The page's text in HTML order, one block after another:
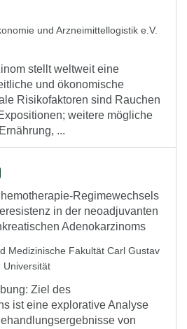
und Arzneimittellogistik e.V.
stellt weltweit eine
und ökonomische
Risikofaktoren sind Rauchen
weitere mögliche
...
Regimewechsels
in der neoadjuvanten
Adenokarzinoms
Medizinische Fakultät Carl Gustav
Universität
Ziel des
ist eine explorative Analyse
von